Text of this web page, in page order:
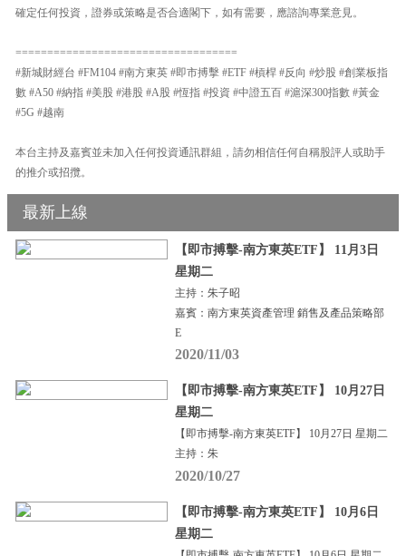
確定任何投資，證券或策略是否合適閣下，如有需要，應諮詢專業意見。
===================================
#新城財經台 #FM104 #南方東英 #即市搏擊 #ETF #槓桿 #反向 #炒股 #創業板指
數 #A50 #納指 #美股 #港股 #A股 #恆指 #投資 #中證五百 #滬深300指數 #黃金
#5G #越南
本台主持及嘉賓並未加入任何投資通訊群組，請勿相信任何自稱股評人或助手
的推介或招攬。
最新上線
【即市搏擊-南方東英ETF】 11月3日
星期二
主持：朱子昭
嘉賓：南方東英資產管理 銷售及產品策略部
E
2020/11/03
【即市搏擊-南方東英ETF】 10月27日
星期二
【即市搏擊-南方東英ETF】 10月27日 星期二
主持：朱
2020/10/27
【即市搏擊-南方東英ETF】 10月6日
星期二